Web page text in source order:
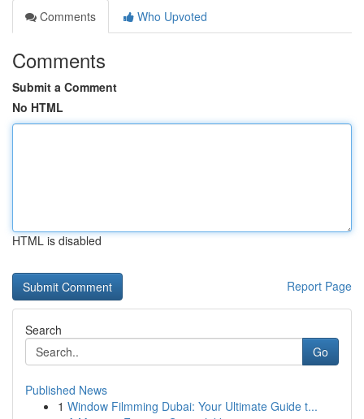
Comments
Who Upvoted
Comments
Submit a Comment
No HTML
HTML is disabled
Report Page
Search
Go
Published News
1 Window Filmming Dubai: Your Ultimate Guide t...